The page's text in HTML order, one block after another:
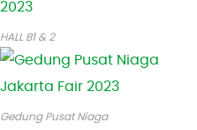
HALL B1 & 2
Gedung Pusat Niaga